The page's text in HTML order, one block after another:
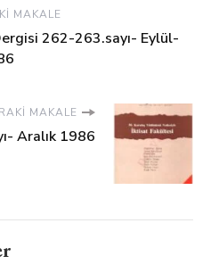
MAKALE
262-263.sayı- Eylül-
MAKALE
Aralık 1986